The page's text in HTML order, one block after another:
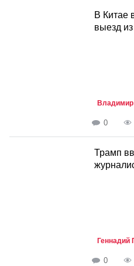
В Китае
выезд
0
Трамп
Геннадий
0